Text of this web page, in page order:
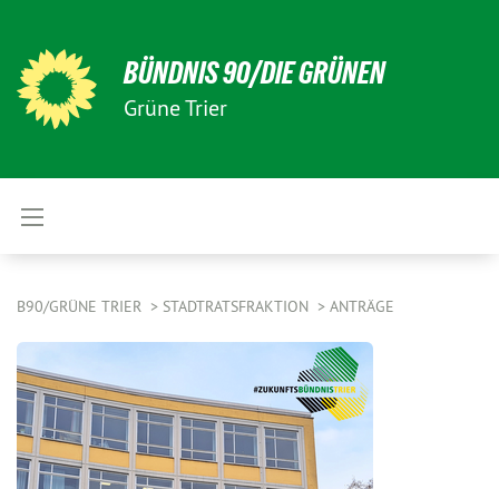
BÜNDNIS 90/DIE GRÜNEN
Grüne Trier
B90/GRÜNE TRIER STADTRATSFRAKTION ANTRÄGE